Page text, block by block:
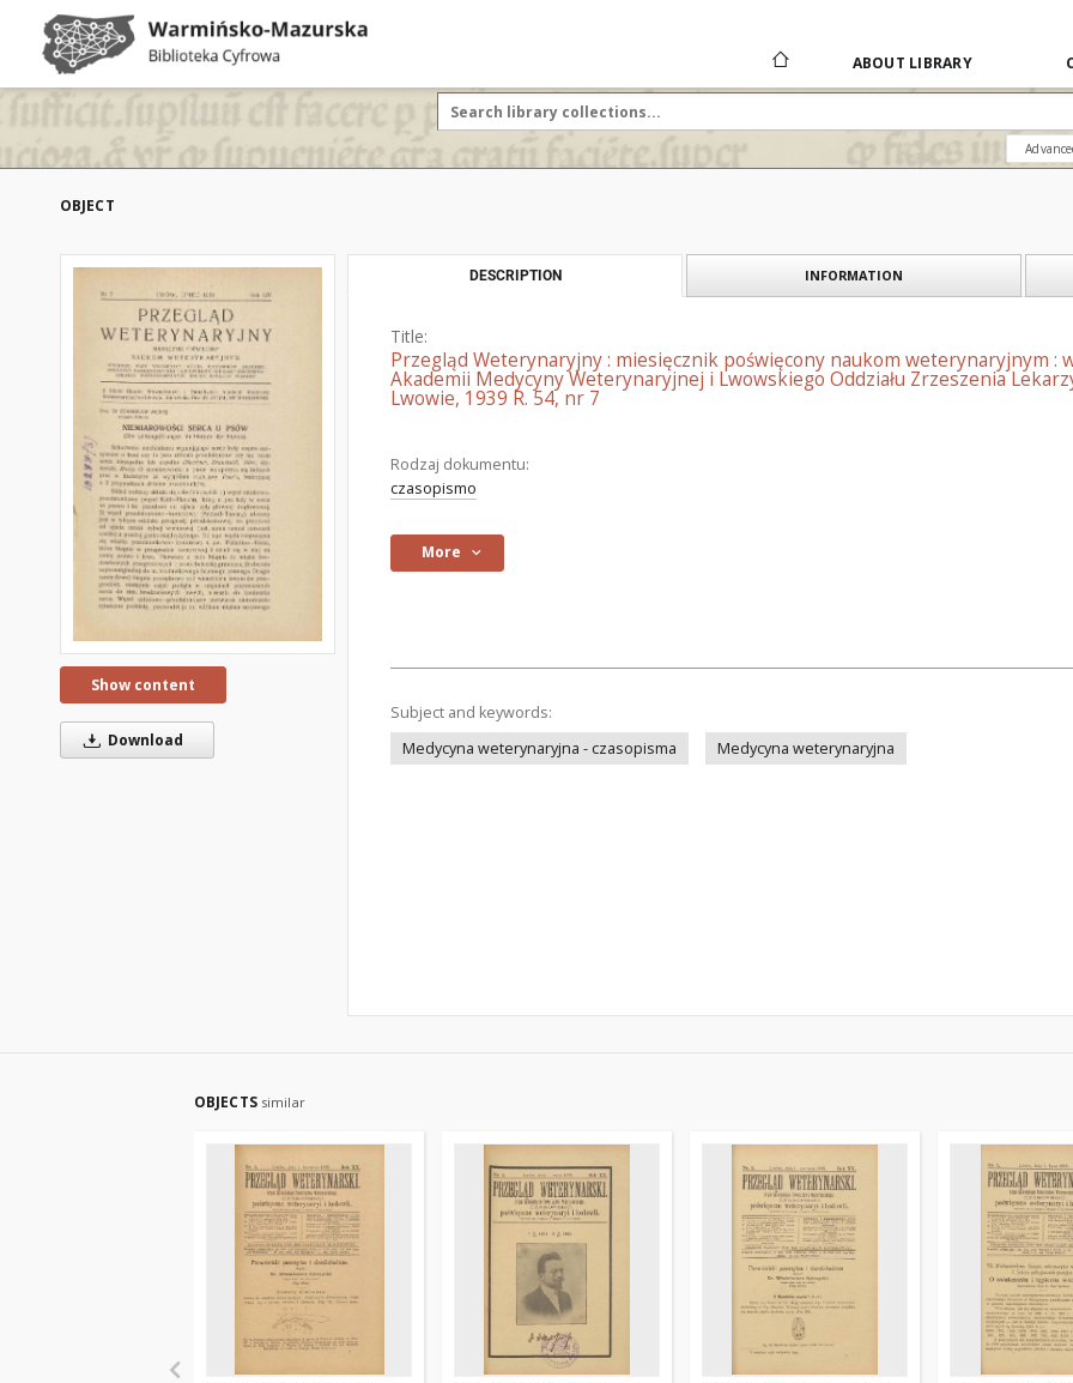
ABOUT LIBRARY
OBJECT
Show content
Download
DESCRIPTION INFORMATION
Title:
Przegląd Weterynaryjny : miesięcznik poświęcony naukom weterynaryjnym :
Akademii Medycyny Weterynaryjnej i Lwowskiego Oddziału Zrzeszenia
Lwowie, 1939 R. 54, nr 7
Rodzaj dokumentu:
czasopismo
More
Subject and keywords:
Medycyna weterynaryjna - czasopisma
Medycyna weterynaryjna
OBJECTS similar